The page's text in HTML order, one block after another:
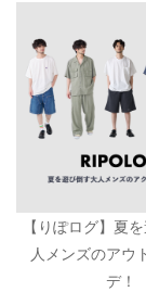
【りぽログ】夏
人メンズのアウ
デ！